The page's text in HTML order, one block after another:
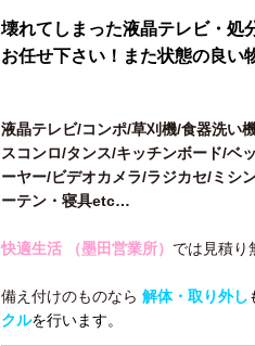
壊れてしまった液晶テレビ・処
お任せ下さい！また状態の良い
液晶テレビ/コンポ/草刈機/食器洗い
スコンロ/タンス/キッチンボード/ベ
ーヤー/ビデオカメラ/ラジカセ/ミシ
ーテン・寝具etc…
快適生活 （墨田営業所） では見積り
備え付けのものなら 解体・取り外し
クルを行います。